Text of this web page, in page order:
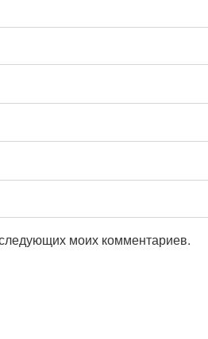
моих комментариев.